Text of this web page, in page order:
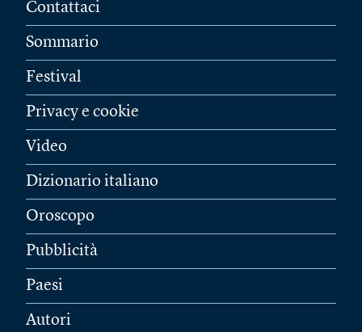
Contattaci
Sommario
Festival
Privacy e cookie
Video
Dizionario italiano
Oroscopo
Pubblicità
Paesi
Autori